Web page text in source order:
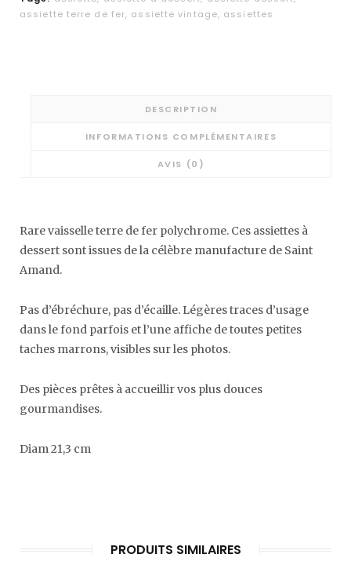
6
assiette terre de fer, assiette vintage, assiettes
DESCRIPTION
INFORMATIONS COMPLÉMENTAIRES
AVIS (0)
Rare vaisselle terre de fer polychrome. Ces assiettes à
dessert sont issues de la célèbre manufacture de Saint
Amand.
Pas d’ébréchure, pas d’écaille. Légères traces d’usage
dans le fond parfois et l’une affiche de toutes petites
taches marrons, visibles sur les photos.
Des pièces prêtes à accueillir vos plus douces
gourmandises.
Diam 21,3 cm
PRODUITS SIMILAIRES